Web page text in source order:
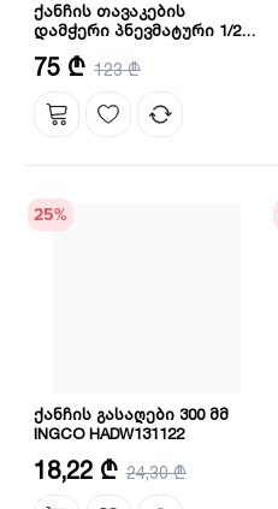
ქანჩის თავაკების
დამჭერი პნევმატური 1/2
დამჭერი თავაკის ზომა: 1/4 ინჩი
75 ₾ 123 ₾
25%
ქანჩის გასაღები 300 მმ
INGCO HADW131122
სიგრძე: 300 მმ(12")
რეგულირებადი ზომა: 0-35 მმ
18,22 ₾ 24,30 ₾